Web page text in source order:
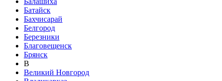
Батайск
Бахчисарай
Белгород
Березники
Благовещенск
Брянск
В
Великий Новгород